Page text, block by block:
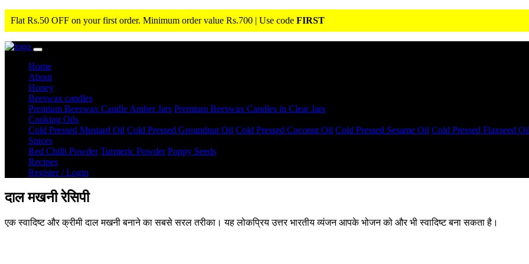
Flat Rs.50 OFF on your first order. Minimum order value Rs.700 | Use code FIRST
Home
About
Honey
Beeswax candles
Premium Beeswax Candle Amber Jars Premium Beeswax Candles in Clear Jars
Cooking Oils
Cold Pressed Mustard Oil Cold Pressed Groundnut Oil Cold Pressed Coconut Oil Cold Pressed Sesame Oil Cold Pressed Flaxseed
Spices
Red Chilli Powder Turmeric Powder Poppy Seeds
Recipes
Register / Login
दाल मखनी रेसिपी
एक स्वादिष्ट और क्रीमी दाल मखनी बनाने का सबसे सरल तरीका। यह लोकप्रिय उत्तर भारतीय व्यंजन आपके भोजन को और भी स्वादिष्ट बना सकता है।